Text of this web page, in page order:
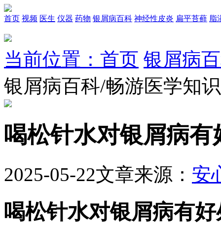
首页 视频 医生 仪器 药物 银屑病百科 神经性皮炎 扁平苔藓 脂
当前位置：首页 银屑病
银屑病百科/畅游医学知
喝松针水对银屑病有
2025-05-22文章来源： 安
喝松针水对银屑病有